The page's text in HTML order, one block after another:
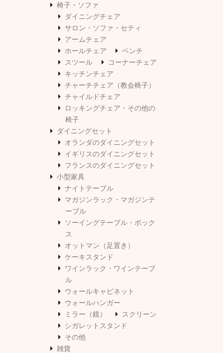
椅子・ソファ
ダイニングチェア
サロン・ソファ・セティ
アームチェア
ホールチェア
ベンチ
スツール
コーナーチェア
キッチンチェア
チャーチチェア（教会椅子）
チャイルドチェア
ロッキングチェア・その他の
椅子
ダイニングセット
オランダのダイニングセット
イギリスのダイニングセット
フランスのダイニングセット
小型家具
ナイトテーブル
マガジンラック・マガジンテ
ーブル
ソーイングテーブル・ボック
ス
オットマン（足置き）
ケーキスタンド
ワインラック・ワインテーブ
ル
ウォールキャビネット
ウォールハンガー
ミラー（鏡）
スクリーン
シガレットスタンド
その他
雑貨